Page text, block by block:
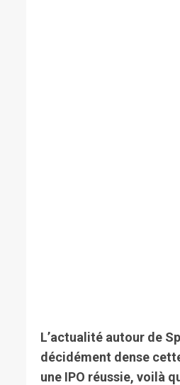
L’actualité autour de
décidément dense
une IPO réussie, voilà